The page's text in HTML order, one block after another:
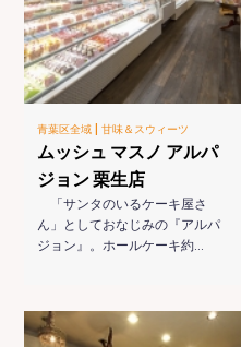
青葉区全域 |甘味＆スウィーツ
ムッシュ マスノ アルパ
ジョン 栗生店
「サンタのいるケーキ屋さ
ん」としておなじみの『アルパ
ジョン』。ホールケーキ約…